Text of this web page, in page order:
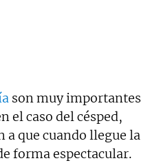
son muy importantes
el caso del césped,
a que cuando llegue la
forma espectacular.